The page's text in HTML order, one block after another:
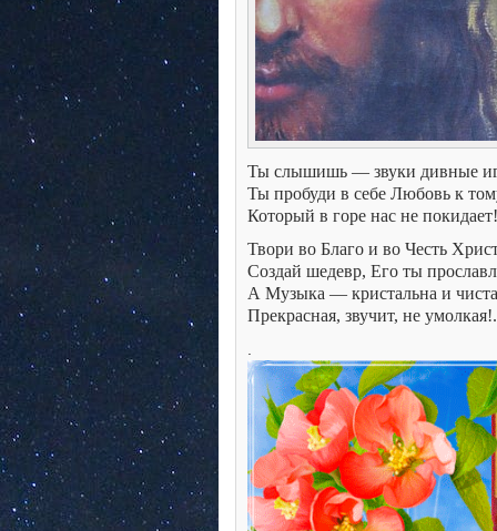
Ты слышишь — звуки дивные
Ты пробуди в себе Любовь к
Который в горе нас не покидает!
Твори во Благо и во Честь
Создай шедевр, Его ты
А Музыка — кристальна и
Прекрасная, звучит, не